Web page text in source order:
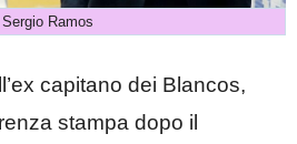
Sergio Ramos
capitano dei Blancos,
stampa dopo il